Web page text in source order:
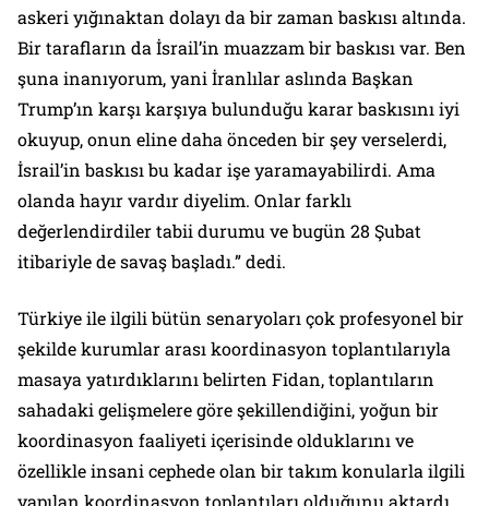
askeri yığınaktan dolayı da bir zaman baskısı altında.
Bir tarafların da İsrail’in muazzam bir baskısı var. Ben
şuna inanıyorum, yani İranlılar aslında Başkan
Trump’ın karşı karşıya bulunduğu karar baskısını iyi
okuyup, onun eline daha önceden bir şey verselerdi,
İsrail’in baskısı bu kadar işe yaramayabilirdi. Ama
olanda hayır vardır diyelim. Onlar farklı
değerlendirdiler tabii durumu ve bugün 28 Şubat
itibariyle de savaş başladı.” dedi.
Türkiye ile ilgili bütün senaryoları çok profesyonel bir
şekilde kurumlar arası koordinasyon toplantılarıyla
masaya yatırdıklarını belirten Fidan, toplantıların
sahadaki gelişmelere göre şekillendiğini, yoğun bir
koordinasyon faaliyeti içerisinde olduklarını ve
özellikle insani cephede olan bir takım konularla ilgili
yapılan koordinasyon toplantıları olduğunu aktardı.